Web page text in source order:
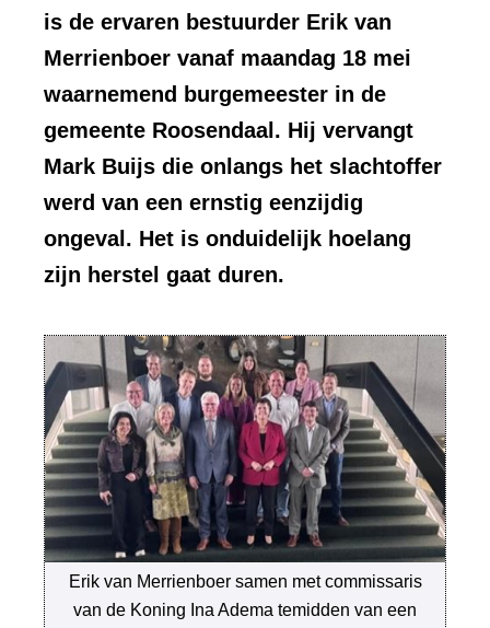
Foto
is de ervaren bestuurder Erik van
Merrienboer vanaf maandag 18 mei
waarnemend burgemeester in de
gemeente Roosendaal. Hij vervangt
Mark Buijs die onlangs het slachtoffer
werd van een ernstig eenzijdig
ongeval. Het is onduidelijk hoelang
zijn herstel gaat duren.
Erik van Merrienboer samen met commissaris
van de Koning Ina Adema temidden van een